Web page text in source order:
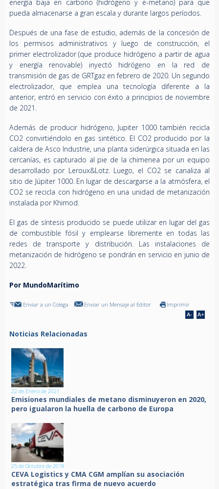
energía baja en carbono (hidrógeno y e-metano) para que
pueda almacenarse a gran escala y durante largos períodos.
Después de una fase de estudio, además de la concesión de
los permisos administrativos y luego de construcción, el
primer electrolizador (que produce hidrógeno a partir de agua
y energía renovable) inyectó hidrógeno en la red de
transmisión de gas de GRTgaz en febrero de 2020. Un segundo
electrolizador, que emplea una tecnología diferente a la
anterior, entró en servicio con éxito a principios de noviembre
de 2021.
Además de producir hidrógeno, Jupiter 1000 también recicla
CO2 convirtiéndolo en gas sintético. El CO2 producido por la
caldera de Asco Industrie, una planta siderúrgica situada en las
cercanías, es capturado al pie de la chimenea por un equipo
desarrollado por Leroux&Lotz. Luego, el CO2 se canaliza al
sitio de Júpiter 1000. En lugar de descargarse a la atmósfera, el
CO2 se recicla con hidrógeno en una unidad de metanización
instalada por Khimod.
El gas de síntesis producido se puede utilizar en lugar del gas
de combustible fósil y emplearse libremente en todas las
redes de transporte y distribución. Las instalaciones de
metanización de hidrógeno se pondrán en servicio en junio de
2022.
Por MundoMarítimo
Enviar a un Colega Enviar un Mensaje al Editor Imprimir
Noticias Relacionadas
22 de Enero de 2021
Emisiones mundiales de metano disminuyeron en 2020,
pero igualaron la huella de carbono de Europa
25 de Octubre de 2018
CEVA Logistics y CMA CGM amplían su asociación
estratégica tras firma de nuevo acuerdo